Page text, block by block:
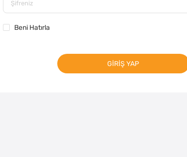
Beni Hatırla
GIRIŞ YAP